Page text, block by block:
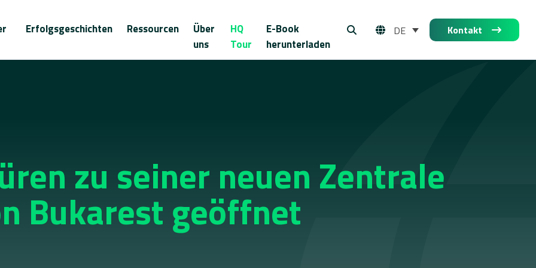
Erfolgsgeschichten Ressourcen
Über
uns
HQ
Tour
E-Book
herunterladen
DE Kontakt
zu seiner neuen Zentrale
Bukarest geöffnet